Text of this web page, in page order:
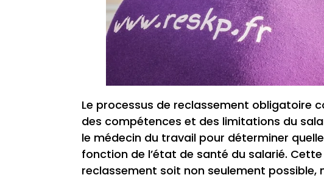
Le processus de reclassement obligatoire
des compétences et des limitations du
le médecin du travail pour déterminer
fonction de l’état de santé du salarié.
reclassement soit non seulement